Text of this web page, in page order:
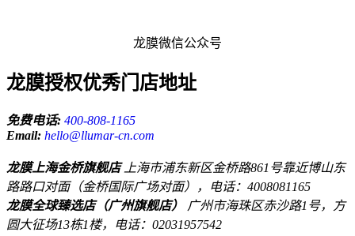
龙膜微信公众号
龙膜授权优秀门店地址
免费电话: 400-808-1165
Email: hello@llumar-cn.com
龙膜上海金桥旗舰店上海市浦东新区金桥路861号靠近博山东
路路口对面（金桥国际广场对面），电话：4008081165
龙膜全球臻选店（广州旗舰店） 广州市海珠区赤沙路1号，方
圆大征场13栋1楼，电话：02031957542